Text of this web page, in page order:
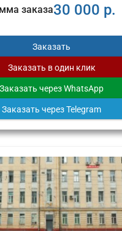
заказа30 000 р.
Заказать
Заказать в один клик
Заказать через WhatsApp
Заказать через Telegram